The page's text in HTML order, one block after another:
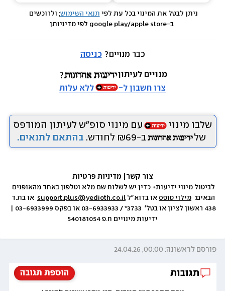
ניתן לבטל את המינוי בכל עת לפי תנאי השימוש; ולרוכשים
כבר מנויים? כניסה
מנויים לעיתון
צרו חשבון ל-
ללא עלות
שלבו מינוי
עם מינוי סופ״ש לעיתון המודפס
של
ב-₪69 לחודש. בהתאם לתנאים.
צור קשר
הבאים: מילוי טופס או בדוא״ל support.plus@yedioth.co.il
ידיעות מינויים ח.פ 540181054
פורסם לראשונה: 00:00, 24.04.26
הוספת תגובה תגובות